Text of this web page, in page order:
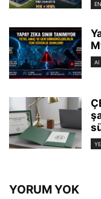
AI
YORUM YOK